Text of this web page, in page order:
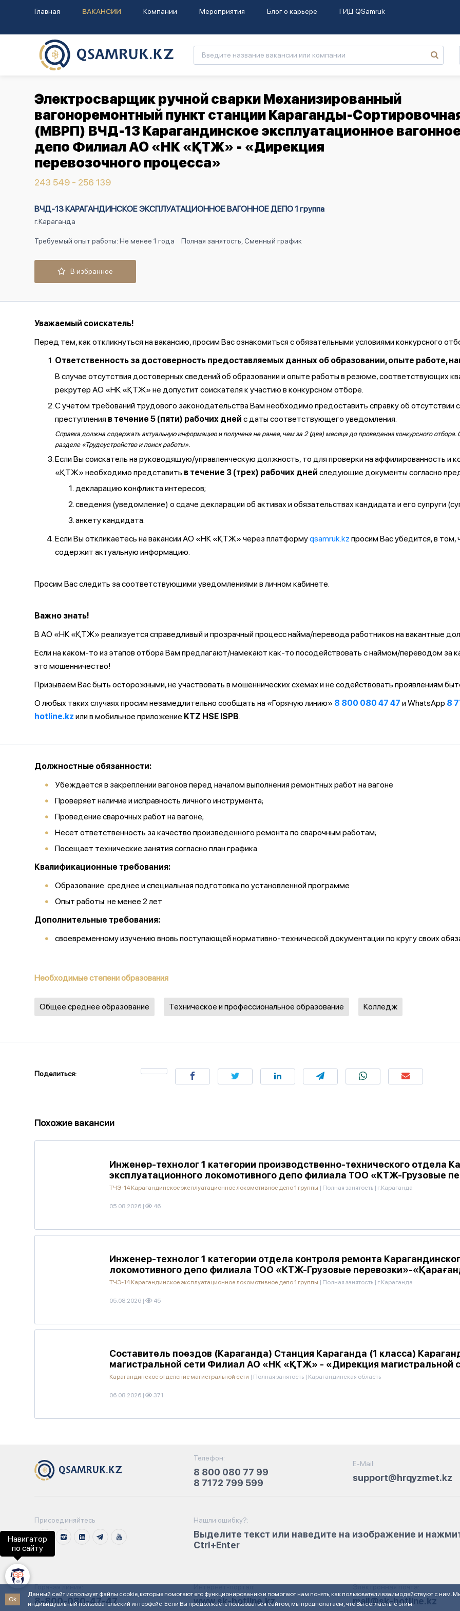
Главная ВАКАНСИИ Компании Мероприятия Блог о карьере ГИД QSamruk
Электросварщик ручной сварки Механизированный
вагоноремонтный пункт станции Караганды-
(МВРП) ВЧД-13 Карагандинское эксплуатационное
депо Филиал АО «НК «ҚТЖ» - «Дирекция
перевозочного процесса»
243 549 - 256 139
ВЧД-13 КАРАГАНДИНСКОЕ ЭКСПЛУАТАЦИОННОЕ ВАГОННОЕ ДЕПО 1 группа
г.Караганда
Требуемый опыт работы: Не менее 1 года Полная занятость, Сменный график
В избранное
Уважаемый соискатель!
Перед тем, как откликнуться на вакансию, просим Вас ознакомиться с обязательными условиями конкурсного
Ответственность за достоверность предоставляемых данных об образовании, опыте работе,
В случае отсутствия достоверных сведений об образовании и опыте работы в резюме, соответствующих
рекрутер АО «НК «ҚТЖ» не допустит соискателя к участию в конкурсном отборе.
С учетом требований трудового законодательства Вам необходимо предоставить справку об отсутствии
преступления в течение 5 (пяти) рабочих дней с даты соответствующего уведомления.
Справка должна содержать актуальную информацию и получена не ранее, чем за 2 (два) месяца до проведения конкурсного отбора.
разделе «Трудоустройство и поиск работы».
Если Вы соискатель на руководящую/управленческую должность, то для проверки на аффилированность и
«ҚТЖ» необходимо представить в течение 3 (трех) рабочих дней следующие документы согласно
декларацию конфликта интересов;
сведения (уведомление) о сдаче декларации об активах и обязательствах кандидата и его супруги
анкету кандидата.
Если Вы откликаетесь на вакансии АО «НК «ҚТЖ» через платформуqsamruk.kz просим Вас убедится, в
содержит актуальную информацию.
Просим Вас следить за соответствующими уведомлениями в личном кабинете.
Важно знать!
В АО «НК «ҚТЖ» реализуется справедливый и прозрачный процесс найма/перевода работников на вакантные
Если на каком-то из этапов отбора Вам предлагают/намекают как-то посодействовать с наймом/переводом за
это мошенничество!
Призываем Вас быть осторожными, не участвовать в мошеннических схемах и не содействовать проявлениям
О любых таких случаях просим незамедлительно сообщать на «Горячую линию» 8 800 080 47 47 и WhatsApp 8
hotline.kz или в мобильное приложение KTZ HSE ISPB.
Должностные обязанности:
Убеждается в закреплении вагонов перед началом выполнения ремонтных работ на вагоне
Проверяет наличие и исправность личного инструмента;
Проведение сварочных работ на вагоне;
Несет ответственность за качество произведенного ремонта по сварочным работам;
Посещает технические занятия согласно план графика.
Квалификационные требования:
Образование: среднее и специальная подготовка по установленной программе
Опыт работы: не менее 2 лет
Дополнительные требования:
своевременному изучению вновь поступающей нормативно-технической документации по кругу своих
Необходимые степени образования
Общее среднее образование Техническое и профессиональное образование Колледж
Поделиться:
Похожие вакансии
Инженер-технолог 1 категории производственно-технического отдела
эксплуатационного локомотивного депо филиала ТОО «КТЖ-Грузовые
ТЧЭ-14 Карагандинское эксплуатационное локомотивное депо 1 группы | Полная занятость | г.Караганда
05.08.2026 | 46
Инженер-технолог 1 категории отдела контроля ремонта
локомотивного депо филиала ТОО «КТЖ-Грузовые перевозки»-
ТЧЭ-14 Карагандинское эксплуатационное локомотивное депо 1 группы | Полная занятость | г.Караганда
05.08.2026 | 45
Составитель поездов (Караганда) Станция Караганда (1 класса)
магистральной сети Филиал АО «НК «ҚТЖ» - «Дирекция магистральной
Карагандинское отделение магистральной сети | Полная занятость | Карагандинская область
06.08.2026 | 371
Телефон:
8 800 080 77 99
8 7172 799 599
E-Mail:
support@hrqyzmet.kz
Присоединяйтесь Нашли ошибку?:
Выделите текст или наведите на изображение и
Ctrl+Enter
Горячая линия:
8-800-080-47-47
Интернет-портал:
www.sk-hotline.kz
Электронная почта:
mail@sk-hotline.kz
Ok
Данный сайт использует файлы cookie, которые помогают его функционированию и помогают нам понять, как пользователи взаимодействуют с ним.
индивидуальный пользовательский интерфейс. Если Вы продолжаете пользоваться сайтом, мы предполагаем, что Вы согласны с этим.
Навигатор
по сайту